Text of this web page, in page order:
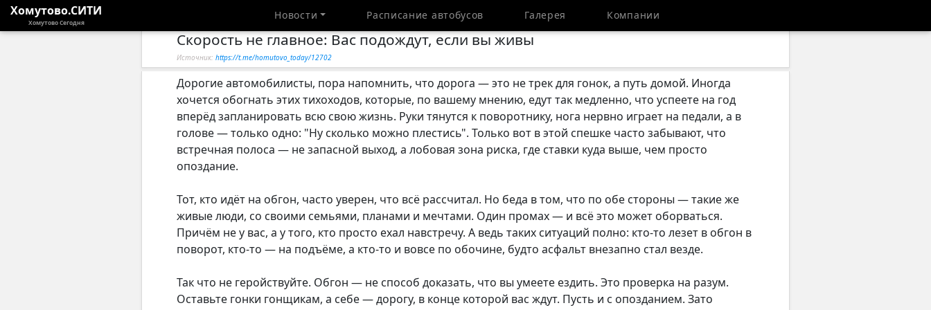
Хомутово.СИТИ
Хомутово Сегодня
Новости Расписание автобусов Галерея Компании
Скорость не главное: Вас подождут, если вы живы
Источник: https://t.me/homutovo_today/12702
Дорогие автомобилисты, пора напомнить, что дорога — это не трек для гонок, а путь домой. Иногда
хочется обогнать этих тихоходов, которые, по вашему мнению, едут так медленно, что успеете на год
вперёд запланировать всю свою жизнь. Руки тянутся к поворотнику, нога нервно играет на педали, а в
голове — только одно: "Ну сколько можно плестись". Только вот в этой спешке часто забывают, что
встречная полоса — не запасной выход, а лобовая зона риска, где ставки куда выше, чем просто
опоздание.
Тот, кто идёт на обгон, часто уверен, что всё рассчитал. Но беда в том, что по обе стороны — такие же
живые люди, со своими семьями, планами и мечтами. Один промах — и всё это может оборваться.
Причём не у вас, а у того, кто просто ехал навстречу. А ведь таких ситуаций полно: кто-то лезет в обгон в
поворот, кто-то — на подъёме, а кто-то и вовсе по обочине, будто асфальт внезапно стал везде.
Так что не геройствуйте. Обгон — не способ доказать, что вы умеете ездить. Это проверка на разум.
Оставьте гонки гонщикам, а себе — дорогу, в конце которой вас ждут. Пусть и с опозданием. Зато